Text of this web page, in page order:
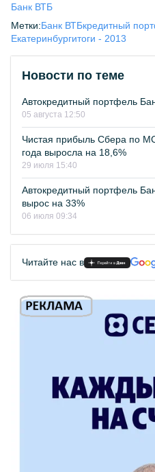
Банк ВТБ
Метки:Банк ВТБкредитный
Екатеринбургитоги - 2013
Новости по теме
Автокредитный портфель
05 августа 12:50
Чистая прибыль Сбера по
года выросла на 18,6%
29 июля 15:40
Автокредитный портфель
вырос на 33%
06 июля 09:34
Читайте нас в